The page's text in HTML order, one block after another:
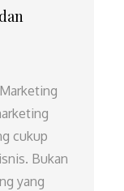
cukup
Bukan
yang